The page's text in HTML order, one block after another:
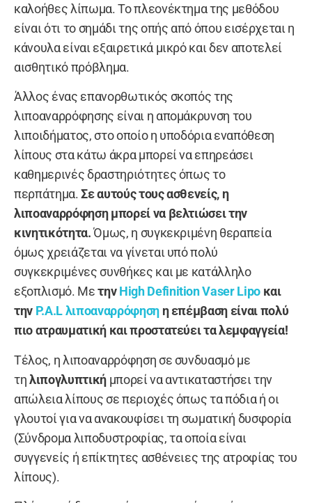
καλοήθες λίπωμα. Το πλεονέκτημα της μεθόδου
είναι ότι το σημάδι της οπής από όπου εισέρχεται η
κάνουλα είναι εξαιρετικά μικρό και δεν αποτελεί
αισθητικό πρόβλημα.
Άλλος ένας επανορθωτικός σκοπός της
λιποαναρρόφησης είναι η απομάκρυνση του
λιποιδήματος, στο οποίο η υποδόρια εναπόθεση
λίπους στα κάτω άκρα μπορεί να επηρεάσει
καθημερινές δραστηριότητες όπως το
περπάτημα.Σε αυτούς τους ασθενείς, η
λιποαναρρόφηση μπορεί να βελτιώσει την
κινητικότητα.Όμως, η συγκεκριμένη θεραπεία
όμως χρειάζεται να γίνεται υπό πολύ
συγκεκριμένες συνθήκες και με κατάλληλο
εξοπλισμό. ΜετηνHigh Definition Vaser Lipo και
την P.A.L λιποαναρρόφησηη επέμβαση είναι πολύ
πιο ατραυματική και προστατεύει τα λεμφαγγεία!
Τέλος, η λιποαναρρόφηση σε συνδυασμό με
τηλιπογλυπτικήμπορεί να αντικαταστήσει την
απώλεια λίπους σε περιοχές όπως τα πόδια ή οι
γλουτοί για να ανακουφίσει τη σωματική δυσφορία
(Σύνδρομα λιποδυστροφίας, τα οποία είναι
συγγενείς ή επίκτητες ασθένειες της ατροφίας του
λίπους).